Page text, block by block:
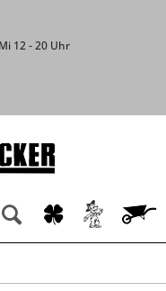
12 - 20 Uhr